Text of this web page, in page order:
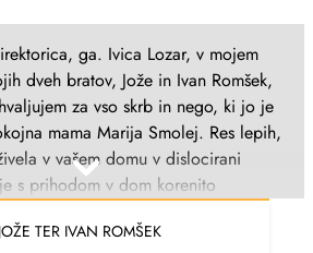
ga. Ivica Lozar, v mojem
dveh bratov, Jože in Ivan Romšek,
za vso skrb in nego, ki jo je
mama Marija Smolej. Res lepih,
v vašem domu v dislocirani
s prihodom v dom korenito
zadovoljna in vesela do konca
TER IVAN ROMŠEK